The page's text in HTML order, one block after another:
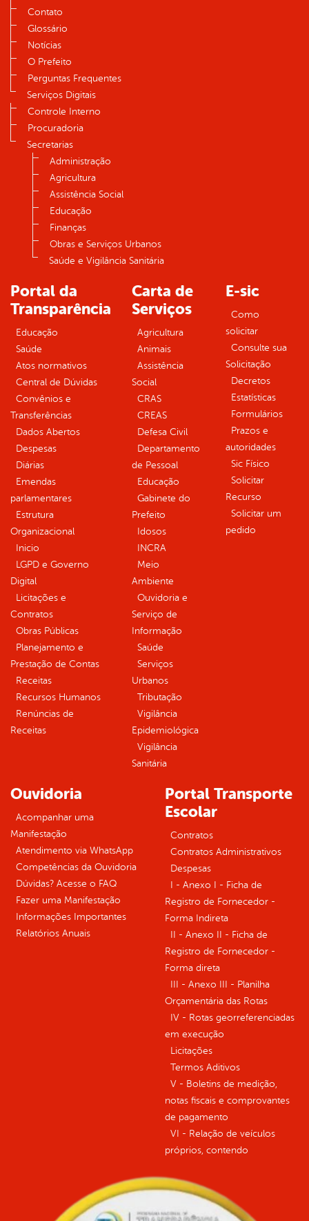
Contato
Glossário
Notícias
O Prefeito
Perguntas Frequentes
Serviços Digitais
Controle Interno
Procuradoria
Secretarias
Administração
Agricultura
Assistência Social
Educação
Finanças
Obras e Serviços Urbanos
Saúde e Vigilância Sanitária
Portal da
Transparência
Educação
Saúde
Atos normativos
Central de Dúvidas
Convênios e
Transferências
Dados Abertos
Despesas
Diárias
Emendas
parlamentares
Estrutura
Organizacional
Inicio
LGPD e Governo
Digital
Licitações e
Contratos
Obras Públicas
Planejamento e
Prestação de Contas
Receitas
Recursos Humanos
Renúncias de
Receitas
Carta de
Serviços
Agricultura
Animais
Assistência
Social
CRAS
CREAS
Defesa Civil
Departamento
de Pessoal
Educação
Gabinete do
Prefeito
Idosos
INCRA
Meio
Ambiente
Ouvidoria e
Serviço de
Informação
Saúde
Serviços
Urbanos
Tributação
Vigilância
Epidemiológica
Vigilância
Sanitária
E-sic
Como
solicitar
Consulte sua
Solicitação
Decretos
Estatísticas
Formulários
Prazos e
autoridades
Sic Físico
Solicitar
Recurso
Solicitar um
pedido
Ouvidoria
Acompanhar uma
Manifestação
Atendimento via WhatsApp
Competências da Ouvidoria
Dúvidas? Acesse o FAQ
Fazer uma Manifestação
Informações Importantes
Relatórios Anuais
Portal Transporte
Escolar
Contratos
Contratos Administrativos
Despesas
I - Anexo I - Ficha de
Registro de Fornecedor -
Forma Indireta
II - Anexo II - Ficha de
Registro de Fornecedor -
Forma direta
III - Anexo III - Planilha
Orçamentária das Rotas
IV - Rotas georreferenciadas
em execução
Licitações
Termos Aditivos
V - Boletins de medição,
notas fiscais e comprovantes
de pagamento
VI - Relação de veículos
próprios, contendo